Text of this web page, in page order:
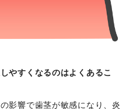
やすくなるのはよくあるこ
影響で歯茎が敏感になり、炎